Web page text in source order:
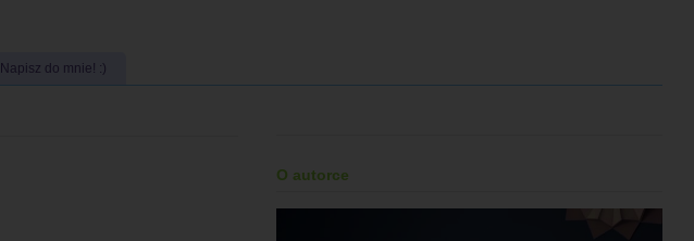
Napisz do mnie! :)
O autorce